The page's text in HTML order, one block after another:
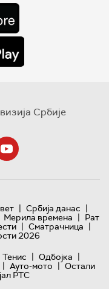
Србије
| Србија данас |
Мерила времена | Рат
| Сматрачница |
2026
Тенис | Одбојка |
| Ауто-мото | Остали
РТС